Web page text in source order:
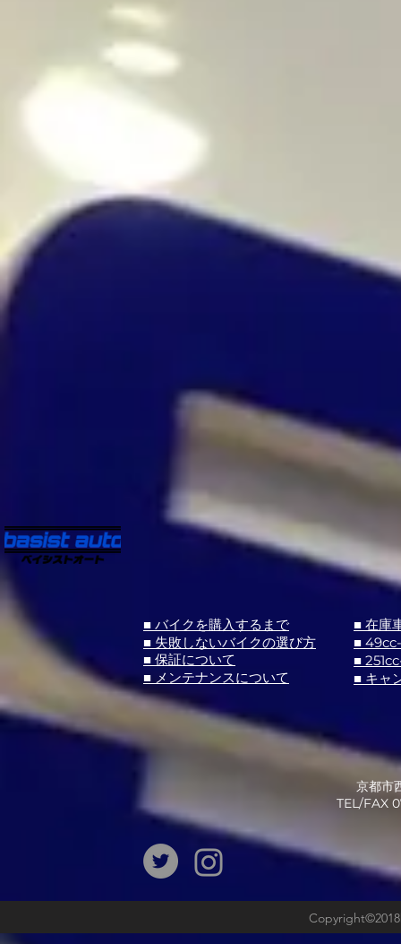
■ バイクを購入するまで
■ 失敗しないバイクの選び方
■ 保証について
■ メンテナンスについて
■ 在庫
■
■
■ キャ
京都市
​TEL/FAX